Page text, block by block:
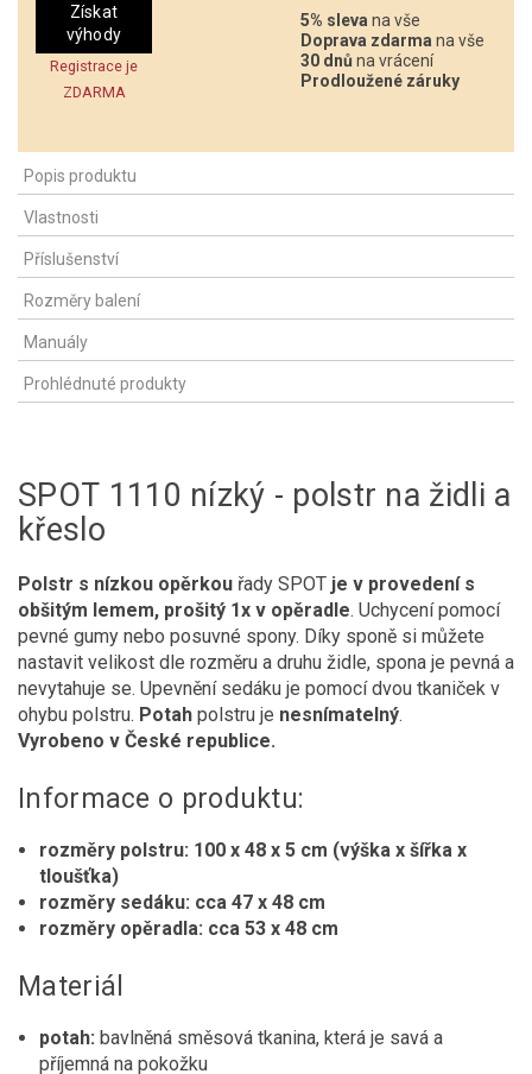
Získat
výhody
Registrace je
ZDARMA
5% sleva na vše
Doprava zdarma na vše
30 dnů na vrácení
Prodloužené záruky
Popis produktu
Vlastnosti
Příslušenství
Rozměry balení
Manuály
Prohlédnuté produkty
SPOT 1110 nízký - polstr na židli a
křeslo
Polstr s nízkou opěrkou řady SPOT je v provedení s
obšitým lemem, prošitý 1x v opěradle. Uchycení pomocí
pevné gumy nebo posuvné spony. Díky sponě si můžete
nastavit velikost dle rozměru a druhu židle, spona je pevná a
nevytahuje se. Upevnění sedáku je pomocí dvou tkaniček v
ohybu polstru. Potah polstru je nesnímatelný.
Vyrobeno v České republice.
Informace o produktu:
rozměry polstru: 100 x 48 x 5 cm (výška x šířka x
tloušťka)
rozměry sedáku: cca 47 x 48 cm
rozměry opěradla: cca 53 x 48 cm
Materiál
potah: bavlněná směsová tkanina, která je savá a
příjemná na pokožku